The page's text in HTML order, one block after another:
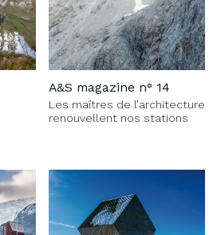
A&S magazine n° 14
Les maîtres de l’architecture
renouvellent nos stations